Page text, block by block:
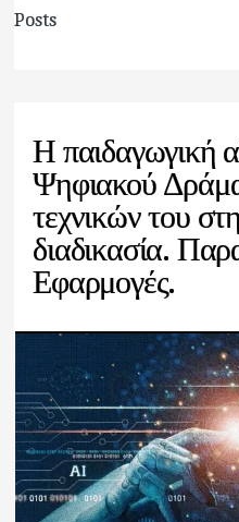
Posts
Η παιδαγωγική
Ψηφιακού
τεχνικών του
διαδικασία.
Εφαρμογές.